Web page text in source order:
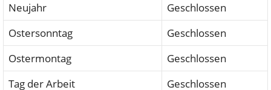
Neujahr
Geschlossen
Ostersonntag
Geschlossen
Ostermontag
Geschlossen
Tag der Arbeit
Geschlossen